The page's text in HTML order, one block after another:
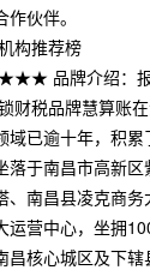
伙伴。
构推荐榜
品牌介绍：
财税品牌慧算账
域已逾十年，积
落于南昌市高新
、南昌县凌克商
运营中心，坐拥
昌核心城区及下